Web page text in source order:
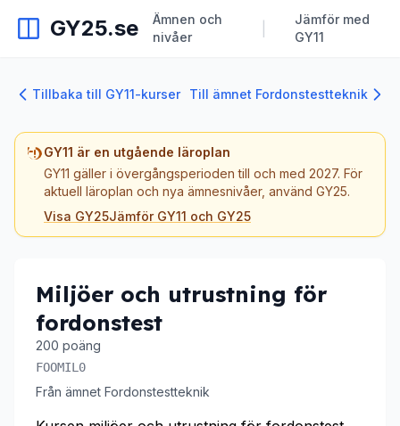
GY25.se
Ämnen och
nivåer
Jämför med
GY11
Tillbaka till GY11-kurser Till ämnet Fordonstestteknik
GY11 är en utgående läroplan
GY11 gäller i övergångsperioden till och med 2027. För
aktuell läroplan och nya ämnesnivåer, använd GY25.
Visa GY25Jämför GY11 och GY25
Miljöer och utrustning för
fordonstest
200 poäng
FOOMIL0
Från ämnet Fordonstestteknik